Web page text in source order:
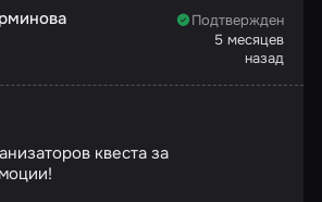
Подтвержден
5 месяцев
назад
квеста за